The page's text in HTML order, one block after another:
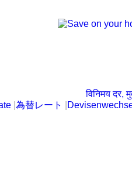
विनिमय दर,
為替レート